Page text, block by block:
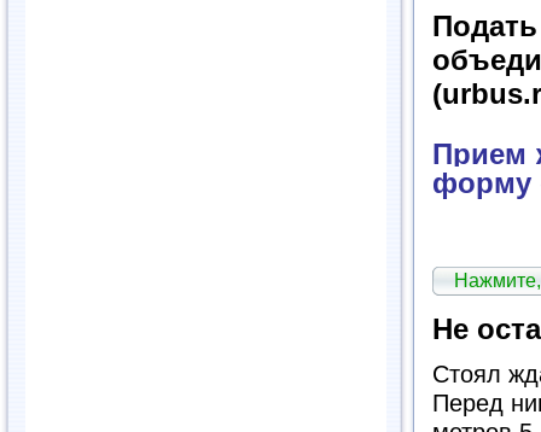
Прием
форму
Не
Стоял
Перед